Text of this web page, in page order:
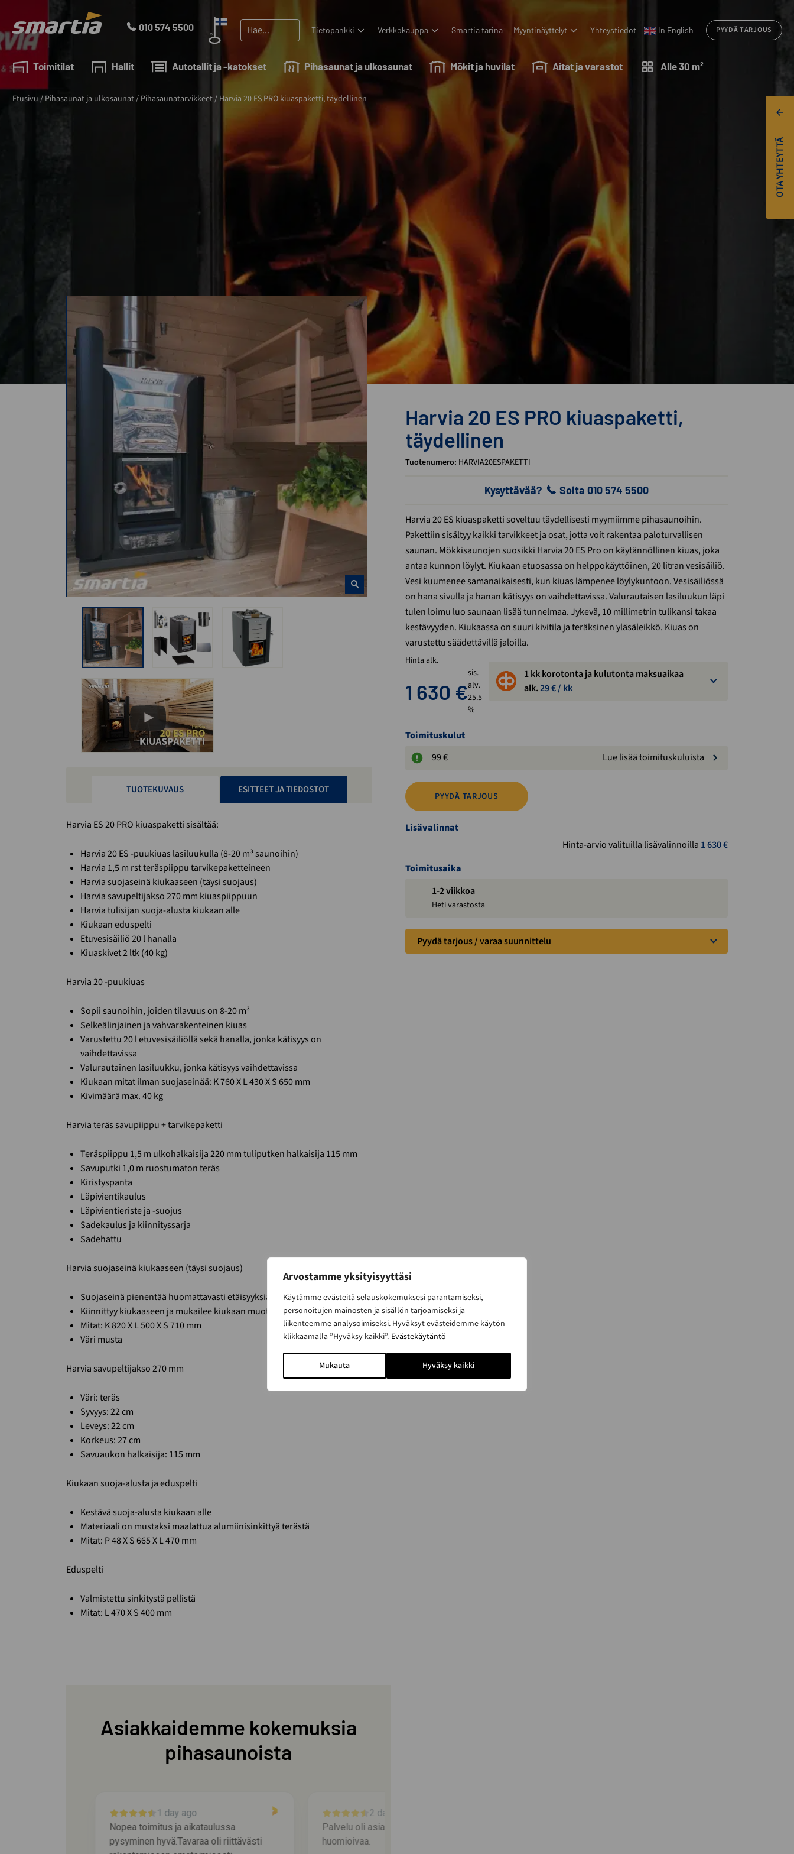
Arvostamme yksityisyyttäsi
Käytämme evästeitä selauskokemuksesi parantamiseksi,
personoitujen mainosten ja sisällön tarjoamiseksi ja
liikenteemme analysoimiseksi. Hyväksyt evästeidemme käytön
klikkaamalla ”Hyväksy kaikki”. Evästekäytäntö
Mukauta Hyväksy kaikki
content
Smartia
Oy
010 574 5500
Toimitilat Hallit Autotallit ja -katokset Pihasaunat ja ulkosaunat Mökit ja huvilat Aitat ja varastot Alle 30 m²
Haku: Tietopankki Verkkokauppa Smartia tarina Myyntinäyttelyt Yhteystiedot In English PYYDÄ TARJOUS
Etusivu / Pihasaunat ja ulkosaunat/ Pihasaunatarvikkeet/ Harvia 20 ES PRO kiuaspaketti, täydellinen
Harvia 20 ES PRO kiuaspaketti,
täydellinen
Tuotenumero: HARVIA20ESPAKETTI
Kysyttävää? Soita 010 574 5500
Harvia 20 ES kiuaspaketti soveltuu täydellisesti myymiimme pihasaunoihin.
Pakettiin sisältyy kaikki tarvikkeet ja osat, jotta voit rakentaa paloturvallisen
saunan. Mökkisaunojen suosikki Harvia 20 ES Pro on käytännöllinen kiuas, joka
antaa kunnon löylyt. Kiukaan etuosassa on helppokäyttöinen, 20 litran vesisäiliö.
Vesi kuumenee samanaikaisesti, kun kiuas lämpenee löylykuntoon. Vesisäiliössä
on hana sivulla ja hanan kätisyys on vaihdettavissa. Valurautaisen lasiluukun läpi
tulen loimu luo saunaan lisää tunnelmaa. Jykevä, 10 millimetrin tulikansi takaa
kestävyyden. Kiukaassa on suuri kivitila ja teräksinen yläsäleikkö. Kiuas on
varustettu säädettävillä jaloilla.
Hinta alk.
1 630 €
sis.
alv.
25.5
%
1 kk korotonta ja kulutonta maksuaikaa
alk.29€ / kk
Toimituskulut
99 €
Lue lisää toimituskuluista
PYYDÄ TARJOUS
Lisävalinnat
Hinta-arvio valituilla lisävalinnoilla 1 630€
Toimitusaika
1-2 viikkoa
Heti varastosta
Pyydä tarjous / varaa suunnittelu
TUOTEKUVAUS ESITTEET JA TIEDOSTOT
Harvia ES 20 PRO kiuaspaketti sisältää:
Harvia 20 ES -puukiuas lasiluukulla (8-20 m³ saunoihin)
Harvia 1,5 m rst teräspiippu tarvikepaketteineen
Harvia suojaseinä kiukaaseen (täysi suojaus)
Harvia savupeltijakso 270 mm kiuaspiippuun
Harvia tulisijan suoja-alusta kiukaan alle
Kiukaan eduspelti
Etuvesisäiliö 20 l hanalla
Kiuaskivet 2 ltk (40 kg)
Harvia 20 -puukiuas
Sopii saunoihin, joiden tilavuus on 8-20 m³
Selkeälinjainen ja vahvarakenteinen kiuas
Varustettu 20 l etuvesisäiliöllä sekä hanalla, jonka kätisyys on
vaihdettavissa
Valurautainen lasiluukku, jonka kätisyys vaihdettavissa
Kiukaan mitat ilman suojaseinää: K 760 X L 430 X S 650 mm
Kivimäärä max. 40 kg
Harvia teräs savupiippu + tarvikepaketti
Teräspiippu 1,5 m ulkohalkaisija 220 mm tuliputken halkaisija 115 mm
Savuputki 1,0 m ruostumaton teräs
Kiristyspanta
Läpivientikaulus
Läpivientieriste ja -suojus
Sadekaulus ja kiinnityssarja
Sadehattu
Harvia suojaseinä kiukaaseen (täysi suojaus)
Suojaseinä pienentää huomattavasti etäisyyksiä palaviin materiaaleihin
Kiinnittyy kiukaaseen ja mukailee kiukaan muotoja
Mitat: K 820 X L 500 X S 710 mm
Väri musta
Harvia savupeltijakso 270 mm
Väri: teräs
Syvyys: 22 cm
Leveys: 22 cm
Korkeus: 27 cm
Savuaukon halkaisija: 115 mm
Kiukaan suoja-alusta ja eduspelti
Kestävä suoja-alusta kiukaan alle
Materiaali on mustaksi maalattua alumiinisinkittyä terästä
Mitat: P 48 X S 665 X L 470 mm
Eduspelti
Valmistettu sinkitystä pellistä
Mitat: L 470 X S 400 mm
Asiakkaidemme kokemuksia
pihasaunoista
2 days ago
Palvelu oli asiantuntevaa ja asiakkaan
huomioivaa.
Kaikki hoituu, aikataulu ehkä hiukan
muuttui, mutta sauna on upee.
OTA YHTEYTTÄ